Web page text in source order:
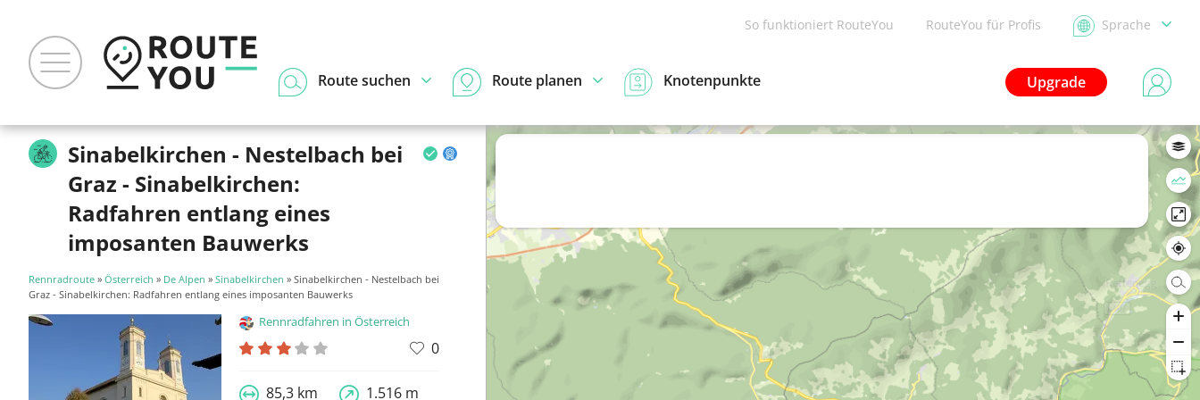
So funktioniert RouteYou RouteYou für Profis Sprache
Upgrade
Route suchen Route planen Knotenpunkte
Sinabelkirchen - Nestelbach bei
Graz - Sinabelkirchen:
Radfahren entlang eines
imposanten Bauwerks
Rennradroute » Österreich » De Alpen » Sinabelkirchen » Sinabelkirchen - Nestelbach bei
Graz - Sinabelkirchen: Radfahren entlang eines imposanten Bauwerks
Rennradfahren in Österreich
0
85,3 km 1.516 m